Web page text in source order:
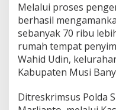
r
e
s
k
r
i
m
u
Melalui proses
berhasil
sebanyak 70 ribu
rumah tempat
Wahid Udin,
Kabupaten Musi
Ditreskrimsus Polda